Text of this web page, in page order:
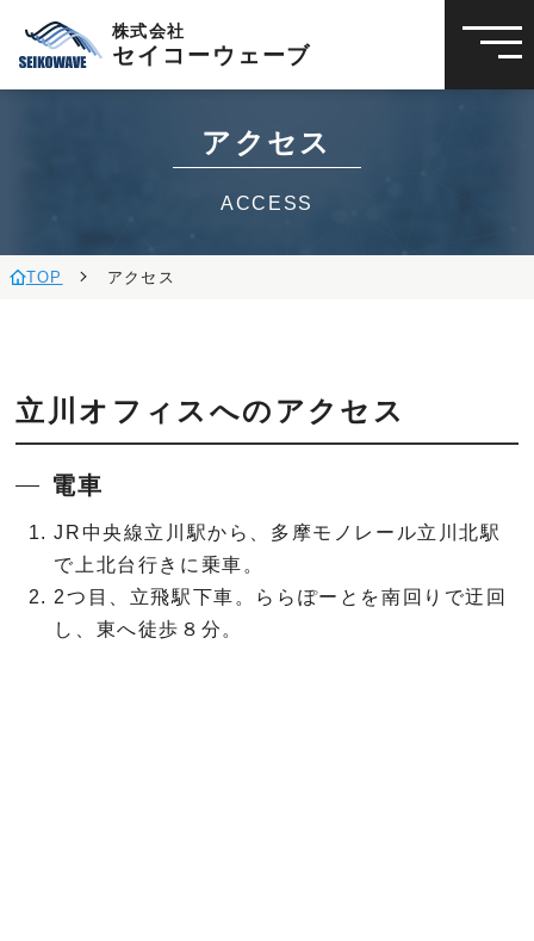
株式会社
セイコーウェーブ
アクセス
ACCESS
TOP アクセス
立川オフィスへのアクセス
電車
JR中央線立川駅から、多摩モノレール立川北駅
で上北台行きに乗車。
2つ目、立飛駅下車。ららぽーとを南回りで迂回
し、東へ徒歩８分。